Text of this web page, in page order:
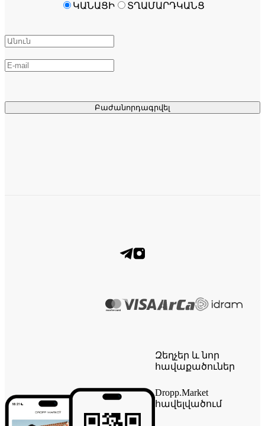
Բաժանորդագրվել
ԿԱՆԱՑԻ ՏՂԱՄԱՐԴԿԱՆՑ
Զեղչեր և նոր
հավաքածուներ
Dropp.Market
հավելվածում